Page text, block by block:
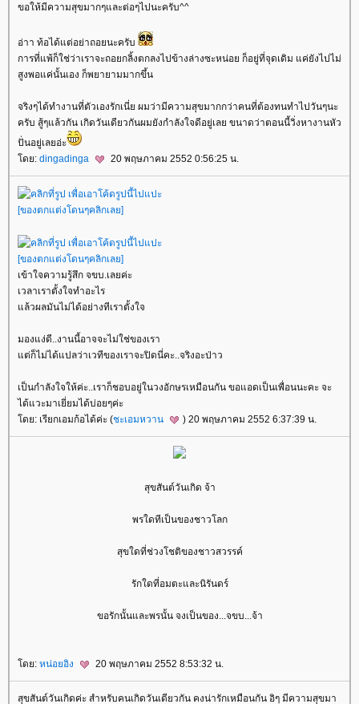
ขอให้มีความสุขมากๆและต่อๆไปนะครับ^^
อ่าา ท้อได้แต่อย่าถอยนะครับ
การที่แพ้ก็ใช่ว่าเราจะถอยกลิ้งตกลงไปข้างล่างซะหน่อย ก็อยู่ที่จุดเดิม แค่ยังไปไม่
สูงพอแค่นั้นเอง ก็พยายามมากขึ้น
จริงๆได้ทำงานที่ตัวเองรักเนี่ย ผมว่ามีความสุขมากกว่าคนที่ต้องทนทำไปวันๆนะ
ครับ สู้ๆแล้วกัน เกิดวันเดียวกันผมยังกำลังใจดีอยู่เลย ขนาดว่าตอนนี้วิ่งหางานหัว
ปั่นอยู่เลยอ่ะ
ดย: dingadinga 20 พฤษภาคม 2552 0:56:25 น.
[ของตกแต่งโดนๆคลิกเลย]
[ของตกแต่งโดนๆคลิกเลย]
เข้าใจความรู้สึก จขบ.เลยค่ะ
เวลาเราตั้งใจทำอะไร
ล้วผลมันไม่ได้อย่างทีเราตั้งใจ
มองแง่ดี..งานนี้อาจจะไม่ใช่ของเรา
ต่ก็ไม่ได้แปลว่าเวทีของเราจะปิดนี่คะ..จริงอะป่าว
เป็นกำลังใจให้ค่ะ..เราก็ชอบอยู่ในวงอักษรเหมือนกัน ขอแอดเป็นเพื่อนนะคะ จะ
ได้แวะมาเยี่ยมได้บ่อยๆค่ะ
ดย: เรียกเอมก้อได้ค่ะ (ชะเอมหวาน ) 20 พฤษภาคม 2552 6:37:39 น.
สุขสันต์วันเกิด จ้า
พรใดทีเป็นของชาวโลก
สุขใดที่ช่วงโชติของชาวสวรรค์
รักใดที่อมตะและนิรันดร์
ขอรักนั้นและพรนั้น จงเป็นของ...จขบ...จ้า
ดย: หน่อยอิง 20 พฤษภาคม 2552 8:53:32 น.
สุขสันต์วันเกิดค่ะ สำหรับคนเกิดวันเดียวกัน คงน่ารักเหมือนกัน อิๆ มีความสุขมา